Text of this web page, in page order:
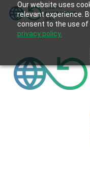
Our website uses
relevant experience.
consent to the use of
privacy policy.
Skip